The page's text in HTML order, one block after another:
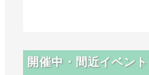
開催中・間近イベント